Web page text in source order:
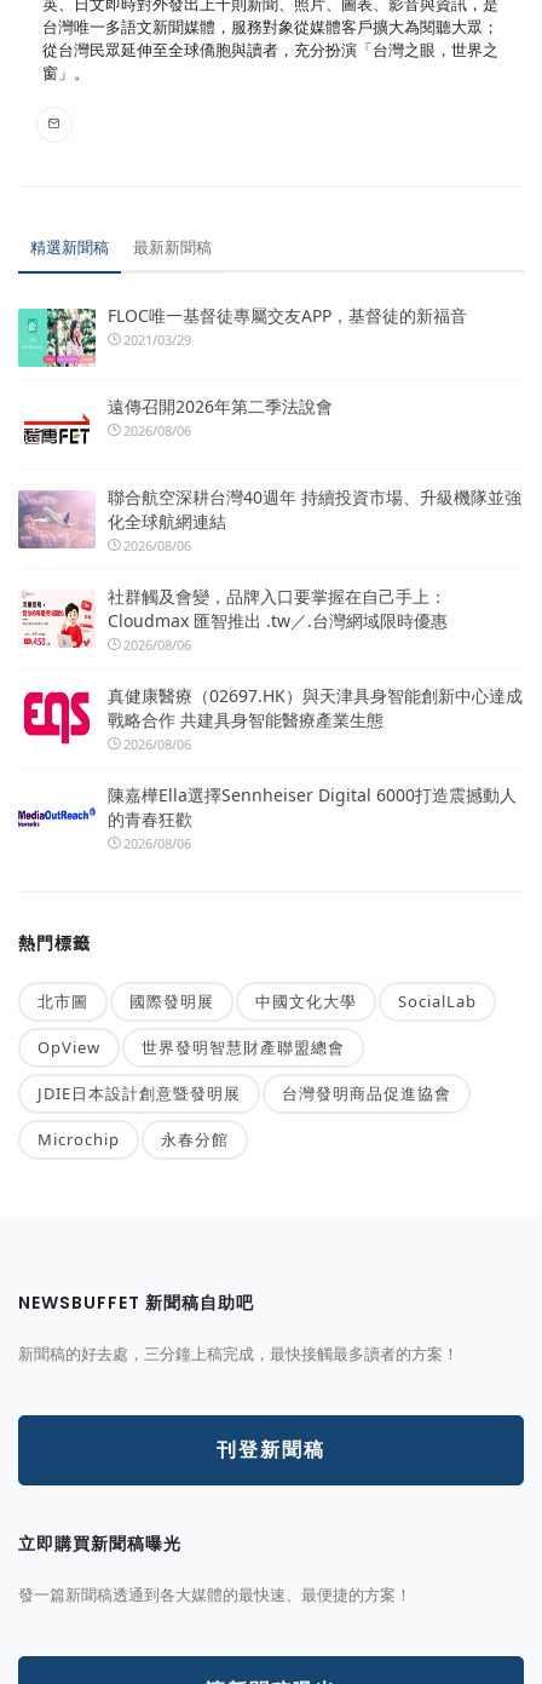
台灣唯一多語文新聞媒體，服務對象從媒體客戶擴大為閱聽大眾；
從台灣民眾延伸至全球僑胞與讀者，充分扮演「台灣之眼，世界之
窗」。
精選新聞稿 最新新聞稿
FLOC唯一基督徒專屬交友APP，基督徒的新福音
2021/03/29
遠傳召開2026年第二季法說會
2026/08/06
聯合航空深耕台灣40週年 持續投資市場、升級機隊並強
化全球航網連結
2026/08/06
社群觸及會變，品牌入口要掌握在自己手上：
Cloudmax 匯智推出 .tw／.台灣網域限時優惠
2026/08/06
真健康醫療（02697.HK）與天津具身智能創新中心達成
戰略合作 共建具身智能醫療產業生態
2026/08/06
陳嘉樺Ella選擇Sennheiser Digital 6000打造震撼動人
的青春狂歡
2026/08/06
熱門標籤
北市圖 國際發明展 中國文化大學 SocialLab
OpView 世界發明智慧財產聯盟總會
JDIE日本設計創意暨發明展 台灣發明商品促進協會
Microchip 永春分館
NEWSBUFFET 新聞稿自助吧
新聞稿的好去處，三分鐘上稿完成，最快接觸最多讀者的方案！
刊登新聞稿
立即購買新聞稿曝光
發一篇新聞稿透通到各大媒體的最快速、最便捷的方案！